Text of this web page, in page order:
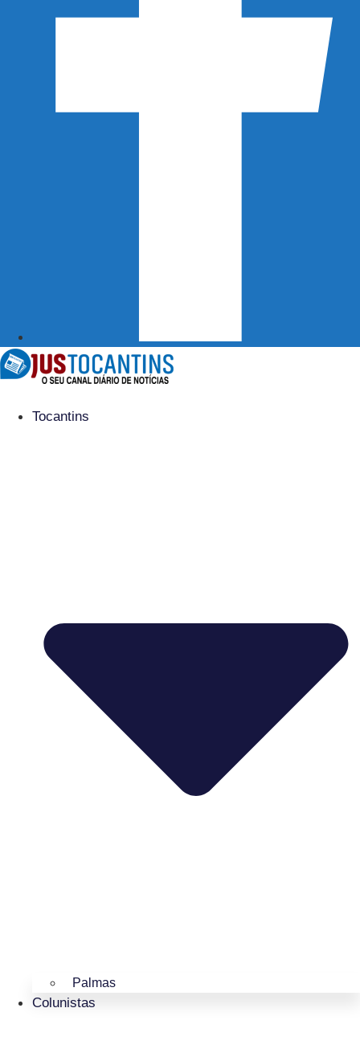
Tocantins
Palmas
Colunistas